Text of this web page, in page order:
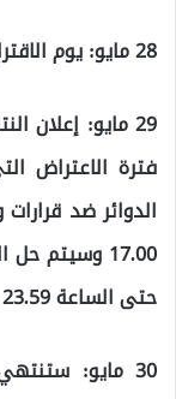
28 مايو: يوم الاقتراع.
29 مايو: إعلان
فترة الاعتراض
الدوائر ضد
17.00 وسيتم
حتى الساعة 23.59 على أبعد تقدير.
30 مايو: